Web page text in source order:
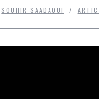
SOUHIR SAADAOUI